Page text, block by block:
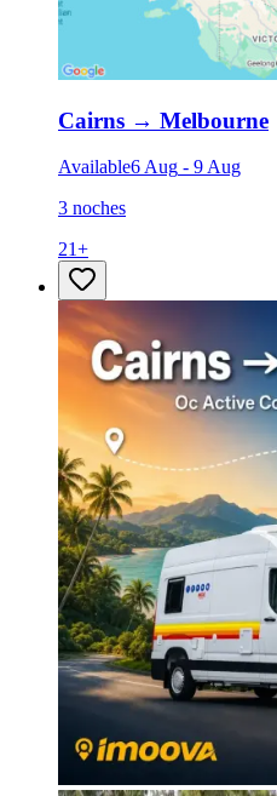
Cairns → Melbourne
Available6 Aug - 9 Aug
3 noches
21+